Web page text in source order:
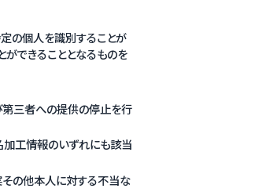
の個人を識別することが
ができることとなるものを
第三者への提供の停止を行
加工情報のいずれにも該当
その他本人に対する不当な